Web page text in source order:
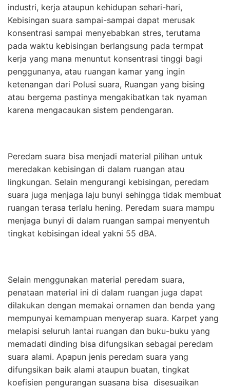
industri, kerja ataupun kehidupan sehari-hari,
Kebisingan suara sampai-sampai dapat merusak
konsentrasi sampai menyebabkan stres, terutama
pada waktu kebisingan berlangsung pada termpat
kerja yang mana menuntut konsentrasi tinggi bagi
penggunanya, atau ruangan kamar yang ingin
ketenangan dari Polusi suara, Ruangan yang bising
atau bergema pastinya mengakibatkan tak nyaman
karena mengacaukan sistem pendengaran.
Peredam suara bisa menjadi material pilihan untuk
meredakan kebisingan di dalam ruangan atau
lingkungan. Selain mengurangi kebisingan, peredam
suara juga menjaga laju bunyi sehingga tidak membuat
ruangan terasa terlalu hening. Peredam suara mampu
menjaga bunyi di dalam ruangan sampai menyentuh
tingkat kebisingan ideal yakni 55 dBA.
Selain menggunakan material peredam suara,
penataan material ini di dalam ruangan juga dapat
dilakukan dengan memakai ornamen dan benda yang
mempunyai kemampuan menyerap suara. Karpet yang
melapisi seluruh lantai ruangan dan buku-buku yang
memadati dinding bisa difungsikan sebagai peredam
suara alami. Apapun jenis peredam suara yang
difungsikan baik alami ataupun buatan, tingkat
koefisien pengurangan suasana bisa disesuaikan